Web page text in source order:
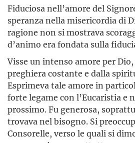
Fiduciosa nell’amore del
speranza nella misericordia di
ragione non si mostrava
d’animo era fondata sulla
Visse un intenso amore per
preghiera costante e dalla
Esprimeva tale amore in
forte legame con l’Eucaristia e
prossimo. Fu generosa,
trovava nel bisogno. Si
Consorelle, verso le quali si